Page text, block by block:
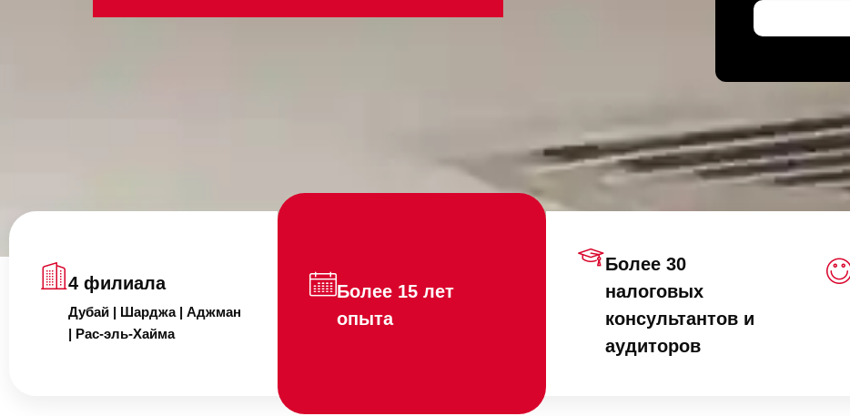
4 филиала
Дубай | Шарджа | Аджман
| Рас-эль-Хайма
Более 15 лет
опыта
Более 30
налоговых
консультантов и
аудиторов